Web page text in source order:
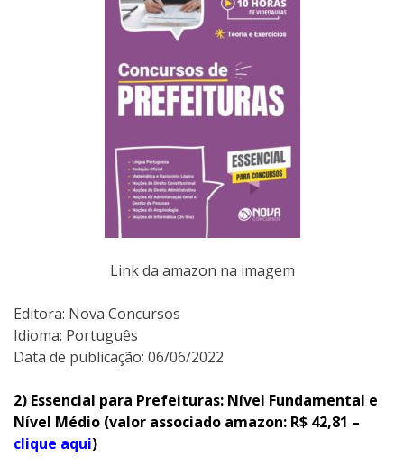
Link da amazon na imagem
Editora:‎ Nova Concursos
Idioma: Português
Data de publicação: 06/06/2022
2) Essencial para Prefeituras: Nível Fundamental e
Nível Médio (valor associado amazon: R$ 42,81 –
clique aqui)